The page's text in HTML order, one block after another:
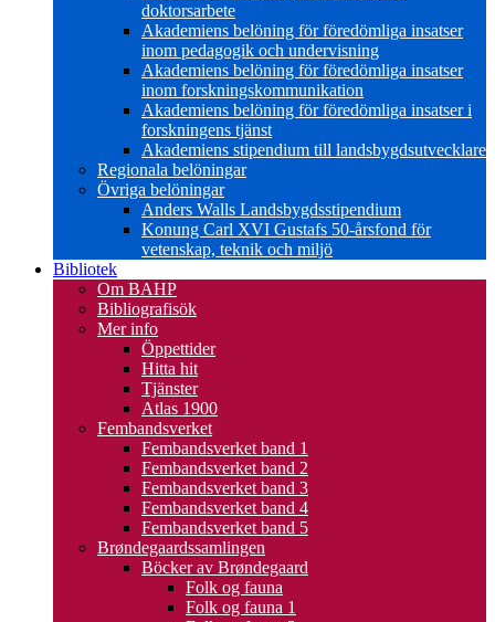
doktorsarbete
Akademiens belöning för föredömliga insatser
inom pedagogik och undervisning
Akademiens belöning för föredömliga insatser
inom forskningskommunikation
Akademiens belöning för föredömliga insatser i
forskningens tjänst
Akademiens stipendium till landsbygdsutvecklare
Regionala belöningar
Övriga belöningar
Anders Walls Landsbygdsstipendium
Konung Carl XVI Gustafs 50-årsfond för
vetenskap, teknik och miljö
Bibliotek
Om BAHP
Bibliografisök
Mer info
Öppettider
Hitta hit
Tjänster
Atlas 1900
Fembandsverket
Fembandsverket band 1
Fembandsverket band 2
Fembandsverket band 3
Fembandsverket band 4
Fembandsverket band 5
Brøndegaardssamlingen
Böcker av Brøndegaard
Folk og fauna
Folk og fauna 1